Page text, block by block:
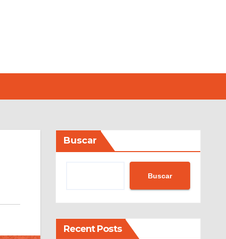
Buscar
Buscar
Recent Posts